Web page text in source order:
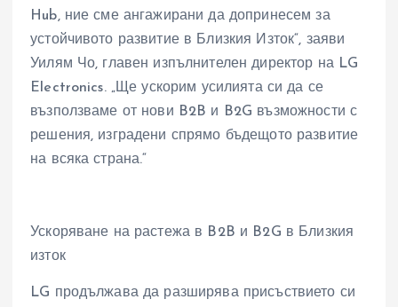
Hub, ние сме ангажирани да допринесем за
устойчивото развитие в Близкия Изток“, заяви
Уилям Чо, главен изпълнителен директор на LG
Electronics. „Ще ускорим усилията си да се
възползваме от нови B2B и B2G възможности с
решения, изградени спрямо бъдещото развитие
на всяка страна.“
Ускоряване на растежа в B2B и B2G в Близкия
изток
LG продължава да разширява присъствието си